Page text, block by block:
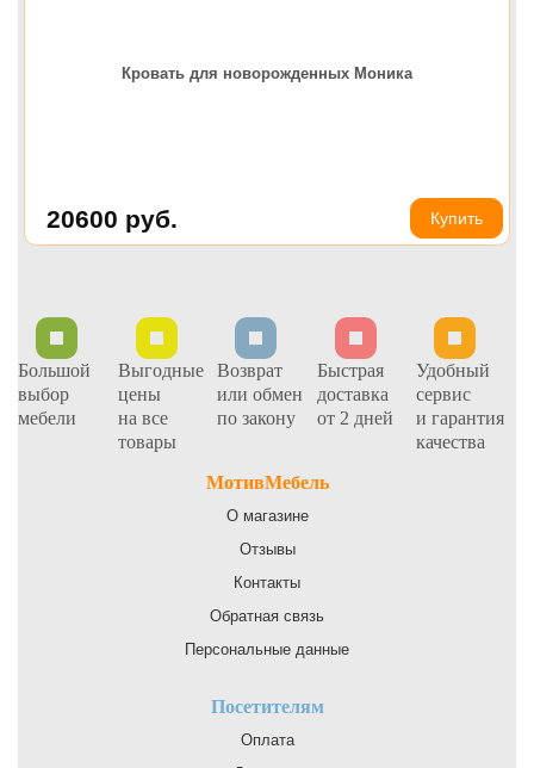
Кровать для новорожденных Моника
20600 руб. Купить
Большой
выбор
мебели
Выгодные
цены
на все
товары
Возврат
или обмен
по закону
Быстрая
доставка
от 2 дней
Удобный
сервис
и гарантия
качества
МотивМебель
О магазине
Отзывы
Контакты
Обратная связь
Персональные данные
Посетителям
Оплата